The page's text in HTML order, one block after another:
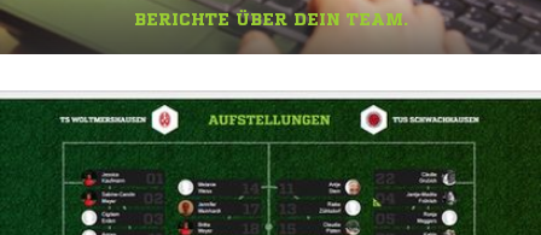
BERICHTE ÜBER DEIN TEAM.